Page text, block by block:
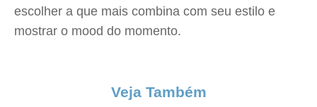
escolher a que mais combina com seu estilo e
mostrar o mood do momento.
Veja Também